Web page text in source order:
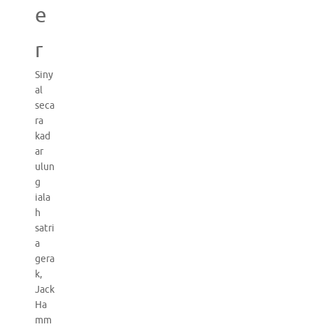
e
r
Siny
al
seca
ra
kad
ar
ulun
g
iala
h
satri
a
gera
k,
Jack
Ha
mm